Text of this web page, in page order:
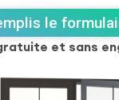
le
et sans